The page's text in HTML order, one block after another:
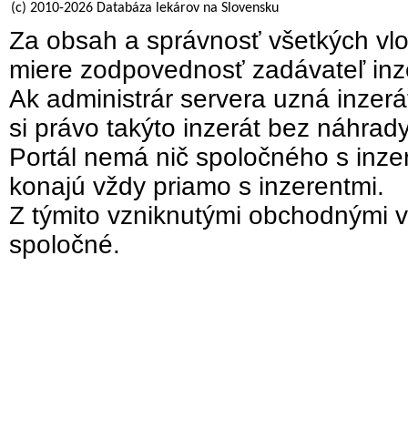
(c) 2010-2026 Databáza lekárov na Slovensku
Za obsah a správnosť všetkých
miere zodpovednosť zadávateľ
Ak administrár servera uzná
si právo takýto inzerát bez
Portál nemá nič spoločného s
konajú vždy priamo s inzerentmi.
Z týmito vzniknutými obchodnými
spoločné.